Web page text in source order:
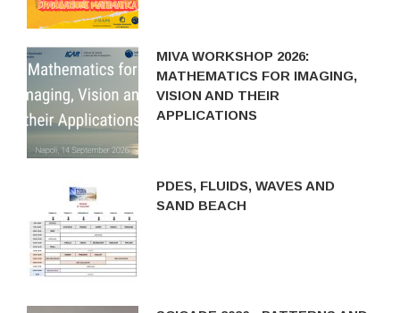
MIVA WORKSHOP 2026:
MATHEMATICS FOR IMAGING,
VISION AND THEIR
APPLICATIONS
PDES, FLUIDS, WAVES AND
SAND BEACH